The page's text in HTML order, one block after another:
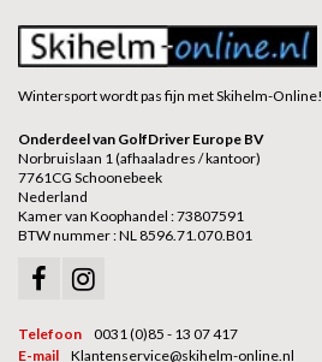
Wintersport wordt pas fijn met Skihelm-Online!
Onderdeel van GolfDriver Europe BV
Norbruislaan 1 (afhaaladres / kantoor)
7761CG Schoonebeek
Nederland
Kamer van Koophandel : 73807591
BTW nummer : NL 8596.71.070.B01
Telefoon
0031 (0)85 - 13 07 417
E-mail
Klantenservice@skihelm-online.nl